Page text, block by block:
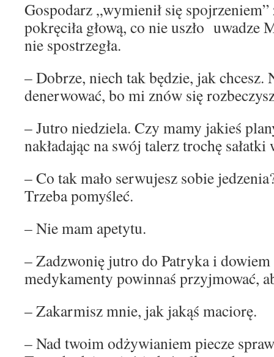
Gospodarz „wymienił się
pokręciła głową, co nie uszło uwadze
nie spostrzegła.
– Dobrze, niech tak będzie, jak chcesz.
denerwować, bo mi znów się
– Jutro niedziela. Czy mamy jakieś
nakładając na swój talerz trochę
– Co tak mało serwujesz sobie
Trzeba pomyśleć.
– Nie mam apetytu.
– Zadzwonię jutro do Patryka i
medykamenty powinnaś przyjmować,
– Zakarmisz mnie, jak jakąś maciorę.
– Nad twoim odżywianiem piecze